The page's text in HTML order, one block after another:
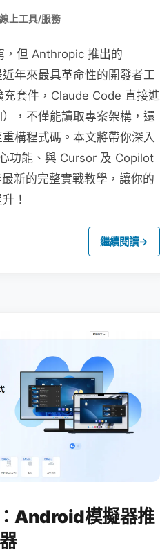
線上工具/服務
，但 Anthropic 推出的
年來最具革命性的開發者工
充套件，Claude Code 直接進
，不僅能讀取專案架構，還
構程式碼。本文將帶你深入
功能、與 Cursor 及 Copilot
新的完整實戰教學，讓你的
！
繼續閱讀→
Android模擬器推